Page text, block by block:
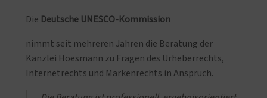
Die Deutsche UNESCO-Kommission
nimmt seit mehreren Jahren die Beratung der
Kanzlei Hoesmann zu Fragen des Urheberrechts,
Internetrechts und Markenrechts in Anspruch.